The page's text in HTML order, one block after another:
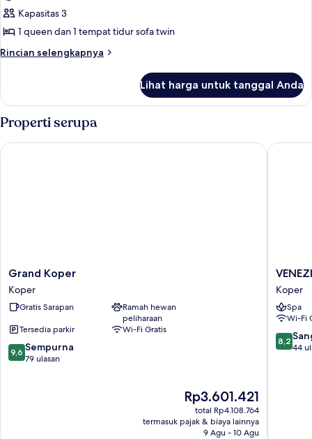
untuk
Kamar
Double
Kapasitas 3
1 queen dan 1 tempat tidur sofa twin
Rincian selengkapnya
Rincian
Kamar
Double
Superior
Lihat harga untuk tanggal Anda
Properti serupa
Grand
Koper
Koper
Grand Koper
Koper
Gratis Sarapan
Ramah hewan
peliharaan
Tersedia parkir
Wi-Fi Gratis
9.6
dari
9,6 Sempurna
79 ulasan
Harga
sekarang
Rp3.601.421
Rp3.601.421
total Rp4.108.764
termasuk pajak & biaya lainnya
9 Agu - 10 Agu
Grand Koper
Hotel
Superior
Koper
Koper
Spa
Wi-Fi
8.2
dari
8,2
44